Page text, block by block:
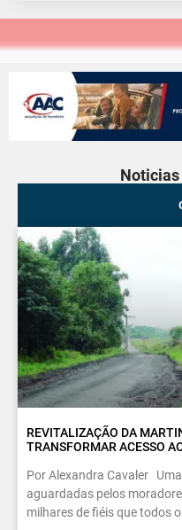
REVITALIZAÇÃO DA
TRANSFORMAR ACESSO
Por Alexandra Cavaler
aguardadas pelos
milhares de fiéis que todos